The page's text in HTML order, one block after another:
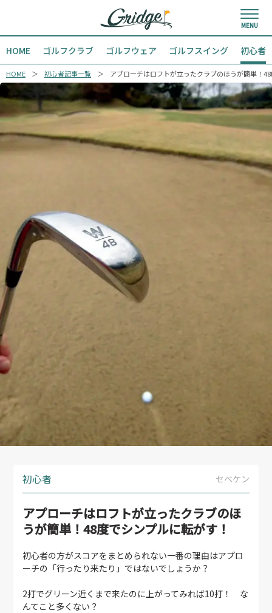
HOME ゴルフクラブ ゴルフウェア ゴルフスイング 初心者
HOME 初心者記事一覧 アプローチはロフトが立ったクラブのほうが簡単！
初心者 セベケン
アプローチはロフトが立ったクラブのほ
うが簡単！48度でシンプルに転がす！
初心者の方がスコアをまとめられない一番の理由はアプロ
ーチの「行ったり来たり」ではないでしょうか？
2打でグリーン近くまで来たのに上がってみれば10打！ な
んてこと多くない？